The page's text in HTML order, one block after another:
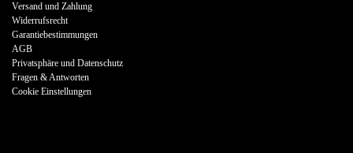
Versand und Zahlung
Widerrufsrecht
Garantiebestimmungen
AGB
Privatsphäre und Datenschutz
Fragen & Antworten
Cookie Einstellungen